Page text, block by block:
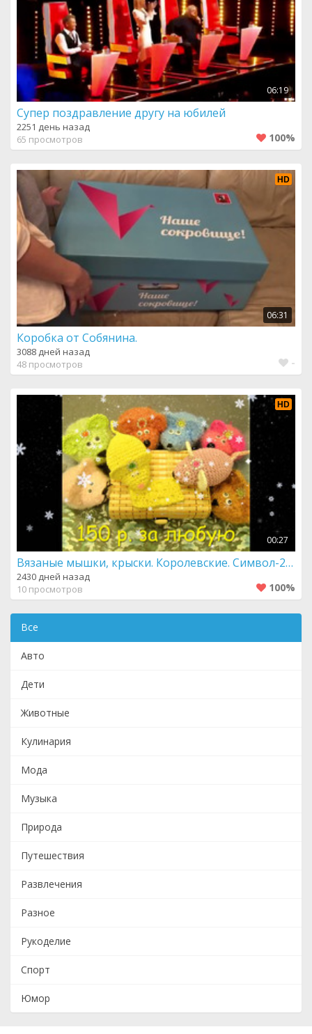
06:19
Супер поздравление другу на юбилей
2251 день назад
65 просмотров
100%
HD
06:31
Коробка от Собянина.
3088 дней назад
48 просмотров
-
HD
00:27
Вязаные мышки, крыски. Королевские. Символ-2020. Россия.
2430 дней назад
10 просмотров
100%
Все
Авто
Дети
Животные
Кулинария
Мода
Музыка
Природа
Путешествия
Развлечения
Разное
Рукоделие
Спорт
Юмор